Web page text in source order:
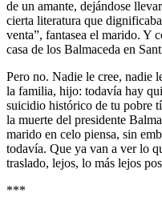
de un amante, dejándose
cierta literatura que
venta”, fantasea el marido. Y
casa de los Balmaceda en
Pero no. Nadie le cree, nadie
la familia, hijo: todavía hay
suicidio histórico de tu pobre
la muerte del presidente
marido en celo piensa, sin
todavía. Que ya van a ver lo
traslado, lejos, lo más lejos
***